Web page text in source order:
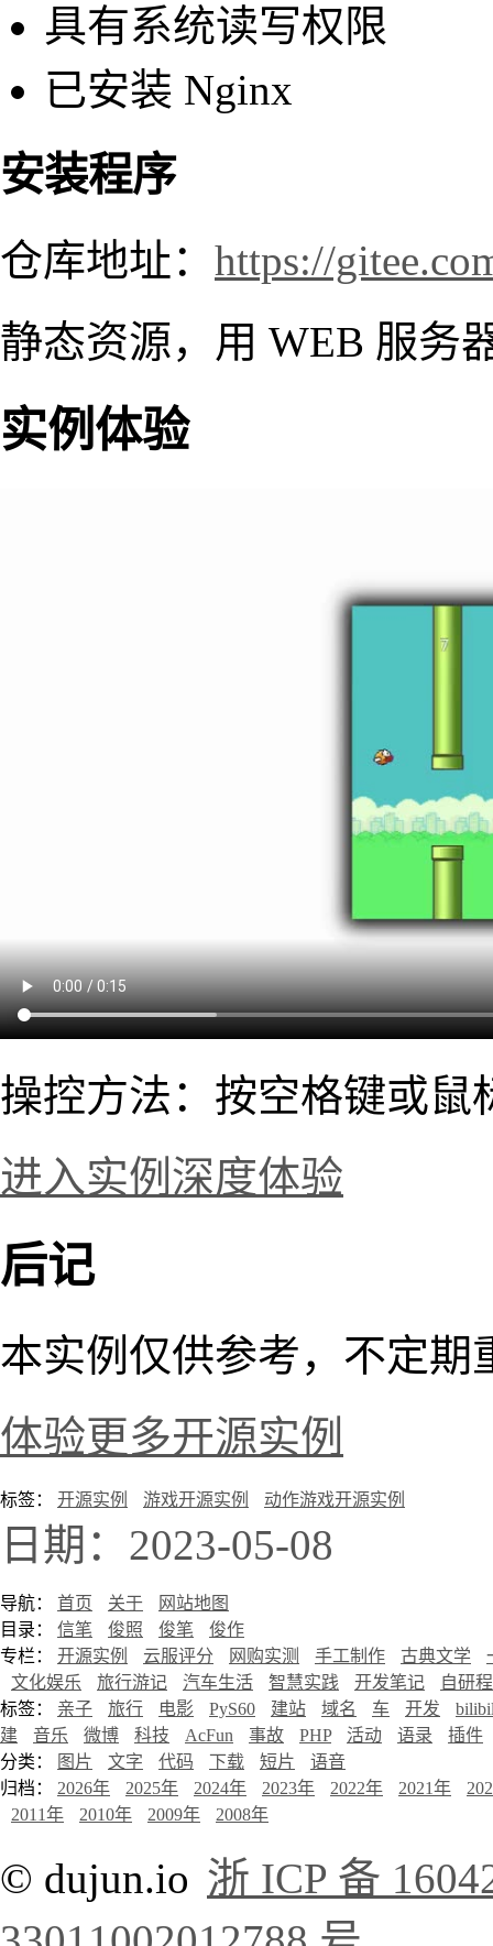
具有系统读写权限
已安装 Nginx
安装程序
仓库地址： https://
静态资源，用 WEB 服务
实例体验
操控方法：按空格键或鼠
进入实例深度体验
后记
本实例仅供参考，不定期
体验更多开源实例
标签： 开源实例 游戏开源实例 动作游戏开源实例
日期：2023-05-08
导航： 首页 关于
网站地图
目录： 信笔 俊照 俊笔
俊作
专栏： 开源实例 云服评分 网购实测 手工制作 古典文学
文化娱乐
旅行游记 汽车生活 智慧实践 开发笔记
自研
标签： 亲子 旅行 电影 PyS60 建站 域名 车 开发
建
音乐 微博 科技 AcFun 事故 PHP 活动 语录
插件
分类：
图片 文字 代码 下载 短片
语音
归档： 2026年 2025年 2024年 2023年 2022年 2021年
2011年
2010年 2009年 2008年
© dujun.io 浙 ICP 备